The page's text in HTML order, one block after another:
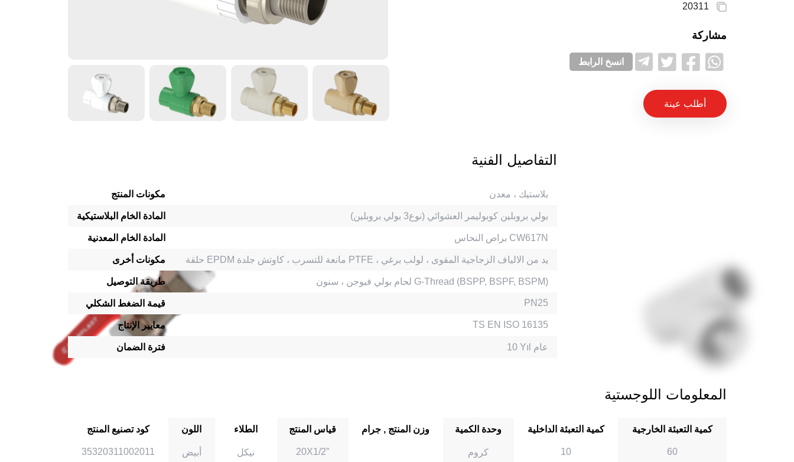
20311
مشاركة
انسخ الرابط
أطلب عينة
التفاصيل الفنية
مكونات المنتج بلاستيك ، معدن
المادة الخام البلاستيكية بولي بروبلين كوبوليمر العشوائي (نوع3 بولي بروبلين)
المادة الخام المعدنية براص النحاس CW617N
مكونات أخرى حلقة EPDM مانعة للتسرب ، كاوتش جلدة PTFE ، يد من الالياف الزجاجية المقوى ، لولب برغي
طريقة التوصيل لحام بولي فيوجن ، سنون G-Thread (BSPP, BSPF, BSPM)
قيمة الضغط الشكلي PN25
معايير الإنتاج TS EN ISO 16135
فترة الضمان 10 Yıl عام
المعلومات اللوجستية
كود تصنيع المنتج اللون الطلاء قياس المنتج وزن المنتج , جرام وحدة الكمية كمية التعبئة الداخلية كمية التعبئة الخارجية
35320311002011 أبيض نيكل 20X1/2” كروم 10 60